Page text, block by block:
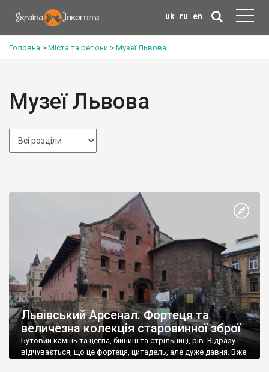
uk ru en
Головна > Міста та регіони > Музеї Львова
Музеї Львова
Львівський Арсенал. Фортеця та
величезна колекція старовинної зброї
Бутовий камінь та цегла, бійниці та стрільниці, рів. Відразу
відчувається, що це фортеця, цитадель, але дуже давня. Вже